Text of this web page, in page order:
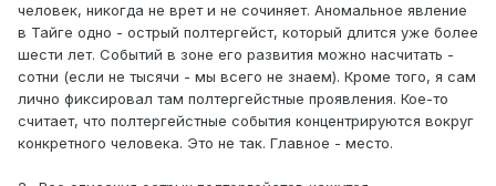
человек, никогда не врет и не сочиняет. Аномальное явление
в Тайге одно - острый полтергейст, который длится уже более
шести лет. Событий в зоне его развития можно насчитать -
сотни (если не тысячи - мы всего не знаем). Кроме того, я сам
лично фиксировал там полтергейстные проявления. Кое-то
считает, что полтергейстные события концентрируются вокруг
конкретного человека. Это не так. Главное - место.